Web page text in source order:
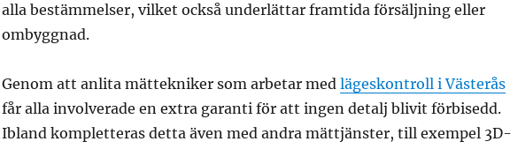
alla bestämmelser, vilket också underlättar framtida försäljning eller
ombyggnad.
Genom att anlita mättekniker som arbetar med lägeskontroll i Västerås
får alla involverade en extra garanti för att ingen detalj blivit förbisedd.
Ibland kompletteras detta även med andra mättjänster, till exempel 3D-